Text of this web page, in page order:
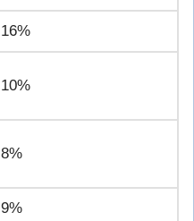
16%
10%
8%
9%